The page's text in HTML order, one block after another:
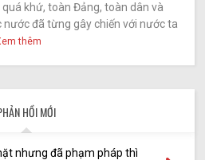
khứ, toàn Đảng, toàn dân và
đã từng gây chiến với nước ta
thêm
HỒI MỚI
nhưng đã phạm pháp thì